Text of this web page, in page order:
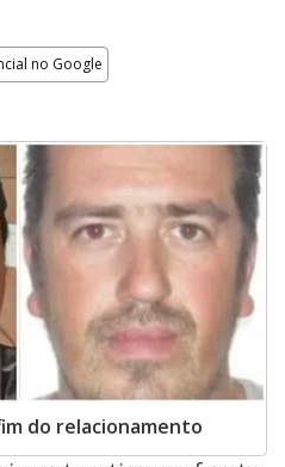
no Google
do relacionamento